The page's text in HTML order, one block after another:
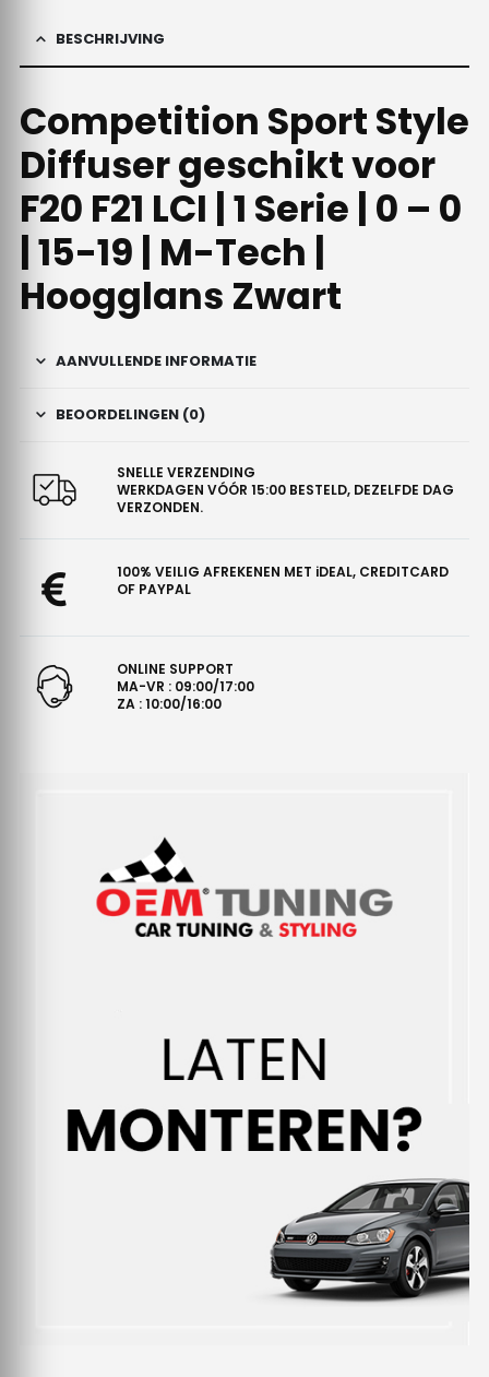
BESCHRIJVING
Competition Sport Style
Diffuser geschikt voor
F20 F21 LCI | 1 Serie | 0 – 0
| 15-19 | M-Tech |
Hoogglans Zwart
AANVULLENDE INFORMATIE
BEOORDELINGEN (0)
SNELLE VERZENDING
WERKDAGEN VÓÓR 15:00 BESTELD, DEZELFDE DAG
VERZONDEN.
100% VEILIG AFREKENEN MET iDEAL, CREDITCARD
OF PAYPAL
ONLINE SUPPORT
MA-VR : 09:00/17:00
ZA : 10:00/16:00